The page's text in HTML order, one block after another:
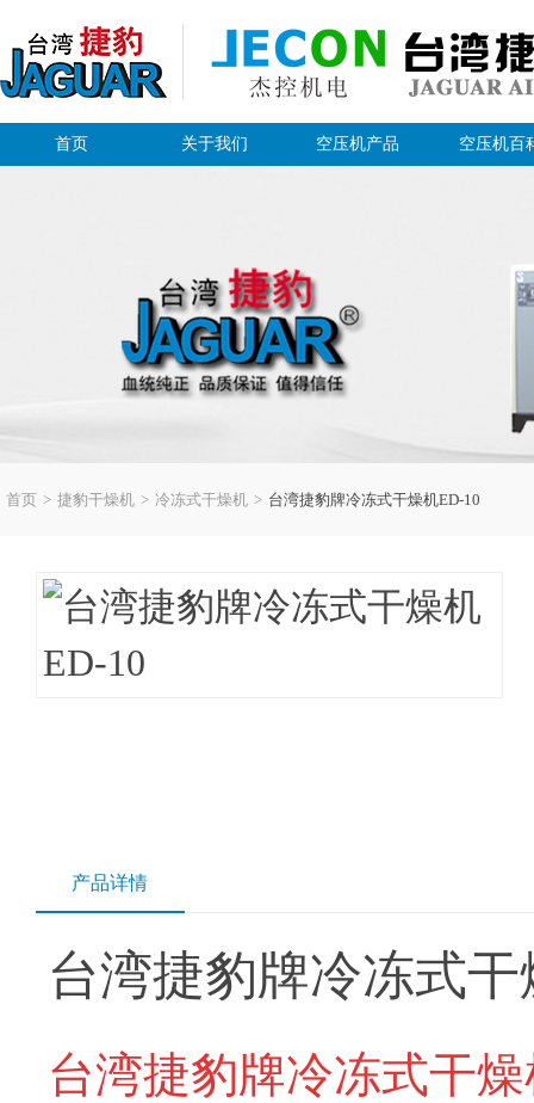
首页 关于我们 空压机产品 空压机百
首页 > 捷豹干燥机 > 冷冻式干燥机 > 台湾捷豹牌冷冻式干燥机ED-10
产品详情
台湾捷豹牌冷冻式干
台湾捷豹牌冷冻式干